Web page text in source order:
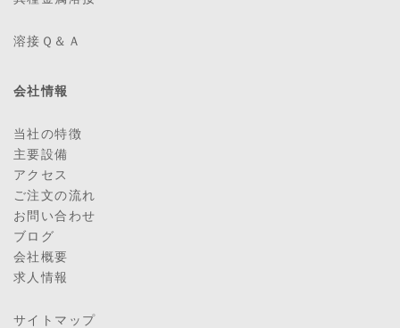
溶接Ｑ＆Ａ
会社情報
当社の特徴
主要設備
アクセス
ご注文の流れ
お問い合わせ
ブログ
会社概要
求人情報
サイトマップ